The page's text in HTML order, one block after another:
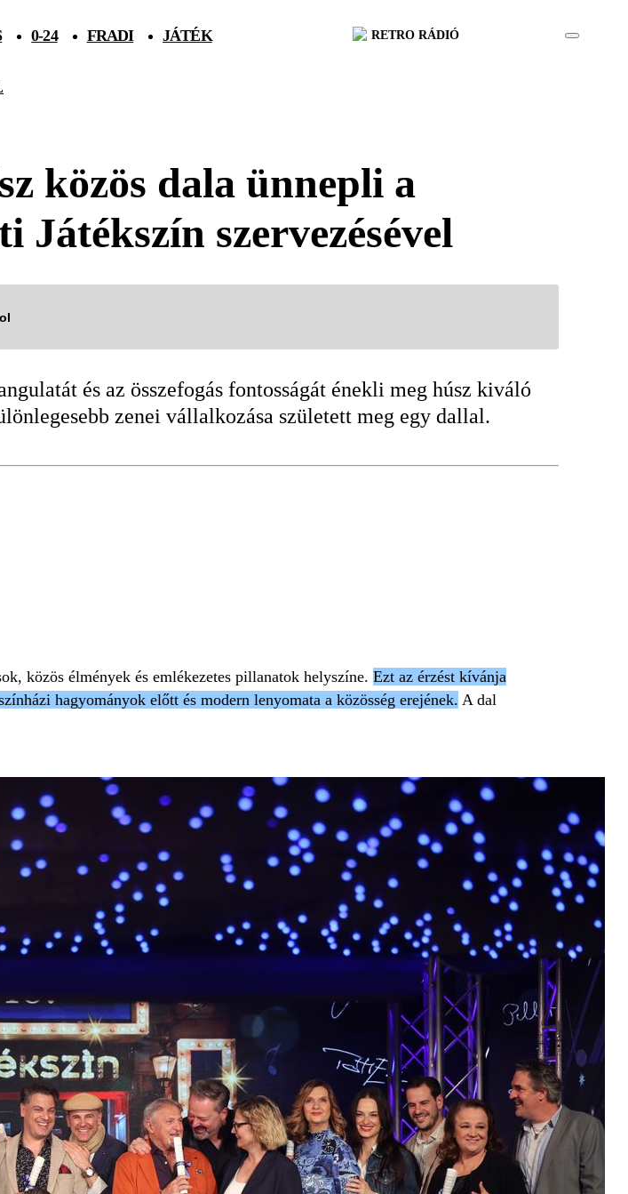
0-24 FRADI JÁTÉK RETRO RÁDIÓ
közös dala ünnepli a
Játékszín szervezésével
és az összefogás fontosságát énekli meg húsz kiváló
zenei vállalkozása született meg egy dallal.
közös élmények és emlékezetes pillanatok helyszíne. Ezt az érzést kívánja
hagyományok előtt és modern lenyomata a közösség erejének. A dal